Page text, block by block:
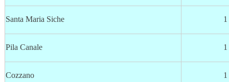
Santa Maria Siche 1
Pila Canale 1
Cozzano 1